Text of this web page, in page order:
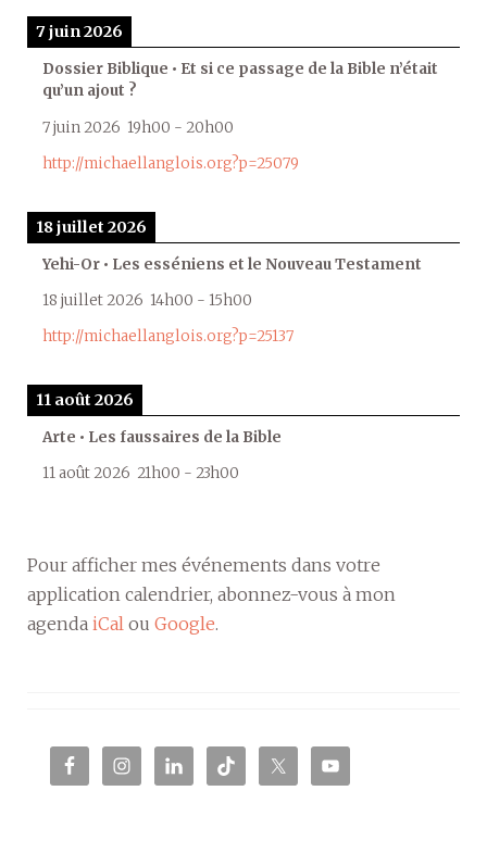
7 juin 2026
Dossier Biblique • Et si ce passage de la Bible n’était
qu’un ajout ?
7 juin 2026 19h00 - 20h00
http://michaellanglois.org?p=25079
18 juillet 2026
Yehi-Or • Les esséniens et le Nouveau Testament
18 juillet 2026 14h00 - 15h00
http://michaellanglois.org?p=25137
11 août 2026
Arte • Les faussaires de la Bible
11 août 2026 21h00 - 23h00
Pour afficher mes événements dans votre
application calendrier, abonnez-vous à mon
agenda iCal ou Google.